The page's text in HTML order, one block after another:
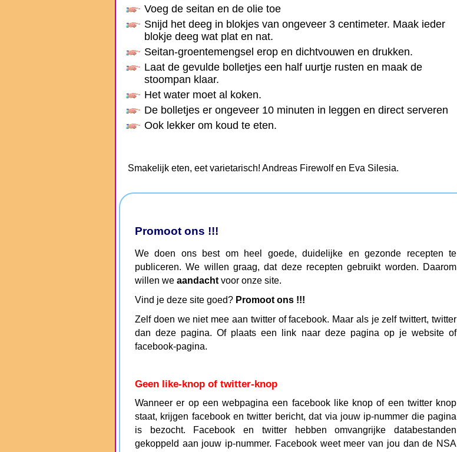
Voeg de seitan en de olie toe
Snijd het deeg in blokjes van ongeveer 3 centimeter. Maak ieder
blokje deeg wat plat en nat.
Seitan-groentemengsel erop en dichtvouwen en drukken.
Laat de gevulde bolletjes een half uurtje rusten en maak de
stoompan klaar.
Het water moet al koken.
De bolletjes er ongeveer 10 minuten in leggen en direct serveren
Ook lekker om koud te eten.
Smakelijk eten, eet varietarisch! Andreas Firewolf en Eva Silesia.
Promoot ons !!!
We doen ons best om heel goede, duidelijke en gezonde recepten te
publiceren. We willen graag, dat deze recepten gebruikt worden. Daarom
willen we aandacht voor onze site.
Vind je deze site goed? Promoot ons !!!
Zelf doen we niet mee aan twitter of facebook. Maar als je zelf twittert, twitter
dan deze pagina. Of plaats een link naar deze pagina op je website of
facebook-pagina.
Geen like-knop of twitter-knop
Wanneer er op een webpagina een facebook like knop of een twitter knop
staat, krijgen facebook en twitter bericht, dat via jouw ip-nummer die pagina
is bezocht. Facebook en twitter hebben omvangrijke databestanden
gekoppeld aan jouw ip-nummer. Facebook weet meer van jou dan de NSA